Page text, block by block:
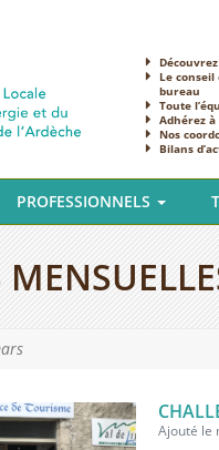
Le
bureau
Toute
Adhérez à
Nos
Bilans
PROFESSIONNELS
Ajouté le